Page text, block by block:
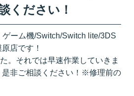
ください！
ーム機/Switch/Switch lite/3DS
店です！
。それでは早速作業していきま
是非ご相談ください！※修理前の